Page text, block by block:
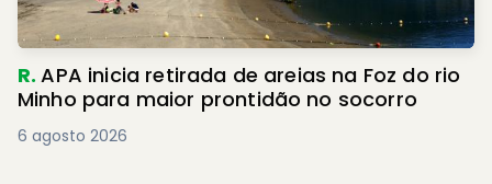
R.APA inicia retirada de areias na Foz do rio
Minho para maior prontidão no socorro
6 agosto 2026